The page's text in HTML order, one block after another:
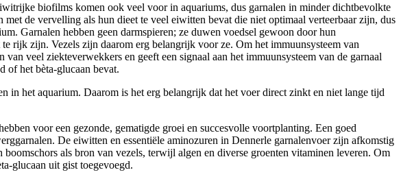
biofilms komen ook veel voor in aquariums, dus garnalen in minder dichtbevolkte
de vervelling als hun dieet te veel eiwitten bevat die niet optimaal verteerbaar zijn, dus
Garnalen hebben geen darmspieren; ze duwen voedsel gewoon door hun
rijk zijn. Vezels zijn daarom erg belangrijk voor ze. Om het immuunsysteem van
veel ziekteverwekkers en geeft een signaal aan het immuunsysteem van de garnaal
of het bèta-glucaan bevat.
in het aquarium. Daarom is het erg belangrijk dat het voer direct zinkt en niet lange tijd
voor een gezonde, gematigde groei en succesvolle voortplanting. Een goed
De eiwitten en essentiële aminozuren in Dennerle garnalenvoer zijn afkomstig
als bron van vezels, terwijl algen en diverse groenten vitaminen leveren. Om
glucaan uit gist toegevoegd.